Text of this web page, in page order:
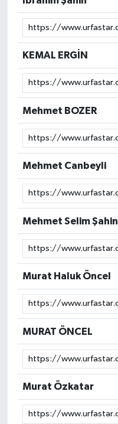
KEMAL ERGİN
Mehmet BOZER
Mehmet Canbeyli
Mehmet Selim Şahin
Murat Haluk Öncel
MURAT ÖNCEL
Murat Özkatar